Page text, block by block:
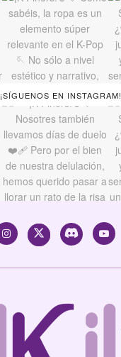
¡SÍGUENOS EN INSTAGRAM!